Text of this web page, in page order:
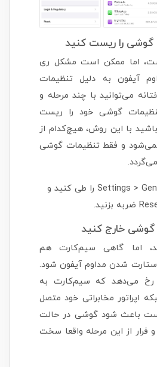
اما ممکن است مشکل ری
آیفون به دلیل تنظیمات
می‌توانید با چند مرحله و
گوشی خود را ریست
با این روش، هیچ‌کدام از
و فقط تنظیمات گوشی
مسیر Settings > General > Reset را طی کنید و
اما گاهی سیم‌کارت هم
شدن مداوم آیفون شود.
رخ می‌دهد که سیم‌کارت به
اپراتور مخابراتی خود متصل
باعث شود گوشی در حالت
از این مرحله واقعا سخت